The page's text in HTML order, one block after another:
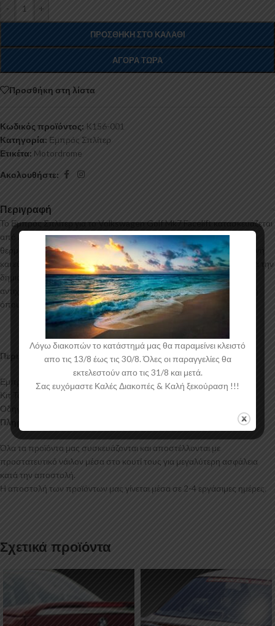
- +
ΠΡΟΣΘΉΚΗ ΣΤΟ ΚΑΛΆΘΙ
ΑΓΟΡΆ ΤΏΡΑ
Προσθήκη στη λίστα
Κωδικός προϊόντος: K156-001
Κατηγορία: Εμπρός Σπλίτερ
Ετικέτα: Motordrome
Ακολουθήστε:
Περιγραφή
Το Εμπρός Σπλίτερ για το Volkswagen Golf Mk7 Facelift κατασκευάζεται
από ABS Πλαστικό υψηλής ποιότητας και αισθητικής σε μηχανές
θερμοδιαμόρφωσης τελευταίας τεχνολογίας έχοντας άψογη εφαρμογή
και εύκολη τοποθέτηση. Το υλικό πλαστικού που χρησιμοποιείται για την
δημιουργία προϊόντων έρχεται σε Μαύρο Γυαλιστερό χρώμα και με
αντιχαρακτική επιφάνεια. Συνοδεύεται από προστατευτική μεμβράνη
όπου αφαιρείται πριν την τοποθέτηση.
Περιεχόμενα Συσκευασίας:
Εμπρός Σπλίτερ Volkswagen Golf Mk7 Facelift
Κιτ Τοποθέτησης
Οδηγίες Τοποθέτησης
Πληροφορίες Αποστολής:
Όλα τα προϊόντα μας συσκευάζονται και αποστέλλονται με
προστατευτικό νάιλον μέσα στο κουτί τους για μεγαλύτερη ασφάλεια
κατά την αποστολή.
Η αποστολή των προϊόντων μας γίνεται μέσα σε 2-4 εργάσιμες ημέρες.
Σχετικά προϊόντα
Λόγω διακοπών το κατάστημά μας θα παραμείνει κλειστό
απο τις 13/8 έως τις 30/8. Όλες οι παραγγελίες θα
εκτελεστούν απο τις 31/8 και μετά.
Σας ευχόμαστε Καλές Διακοπές & Kαλή ξεκούραση !!!